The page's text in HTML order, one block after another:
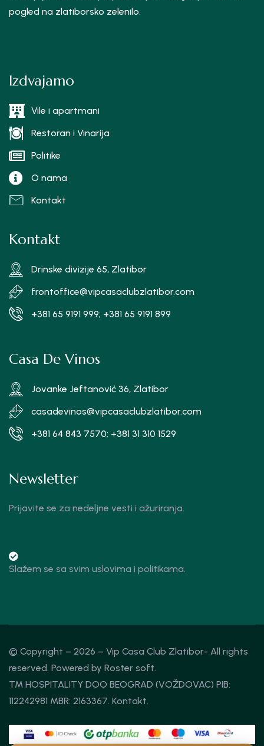
pogled na zlatiborsko zelenilo.
Izdvajamo
Vile i apartmani
Restoran i Vinarija
Politike
O nama
Kontakt
Kontakt
Drinske divizije 65, Zlatibor
frontoffice@vipcasaclubzlatibor.com
+381 65 9191 999; +381 65 9191 899
Casa De Vinos
Jovanke Jeftanović 36, Zlatibor
casadevinos@vipcasaclubzlatibor.com
+381 64 843 7570; +381 31 310 1529
Newsletter
Prijavite se za nedeljne vesti i ažuriranja.
Slažem se sa svim uslovima i politikama.
© Copyright – 2026 – Vip Casa Club Zlatibor- All rights
reserved. Powered by Roster soft.
TM HOSPITALITY DOO BEOGRAD (VOŽDOVAC) PIB:
112242981 MBR: 2163367. Kontakt.